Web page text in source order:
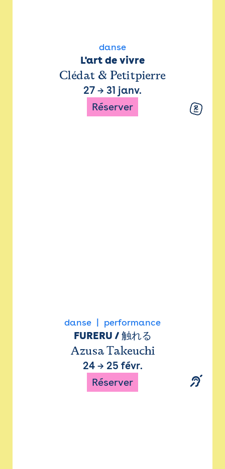
danse
L'art de vivre
Clédat & Petitpierre
27 → 31 janv.
Réserver
danse performance
FURERU / 触れる
Azusa Takeuchi
24→ 25 févr.
Réserver